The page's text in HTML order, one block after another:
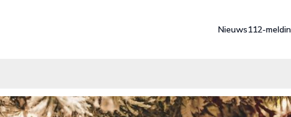
Nieuws112-